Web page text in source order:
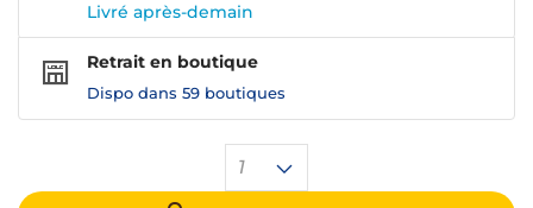
1
Livré après-demain
Retrait en boutique
Dispo dans 59 boutiques